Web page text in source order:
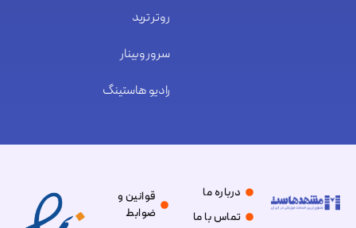
روتر ترید
سرور وبینار
رادیو هاستینگ
درباره ما
تماس با ما
قوانین و
ضوابط